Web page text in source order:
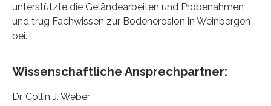
unterstützte die Geländearbeiten und Probenahmen
und trug Fachwissen zur Bodenerosion in Weinbergen
bei.
Wissenschaftliche Ansprechpartner:
Dr. Collin J. Weber